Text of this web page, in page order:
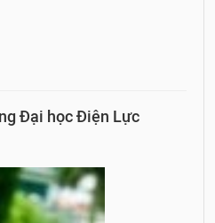
Đại học Điện Lực